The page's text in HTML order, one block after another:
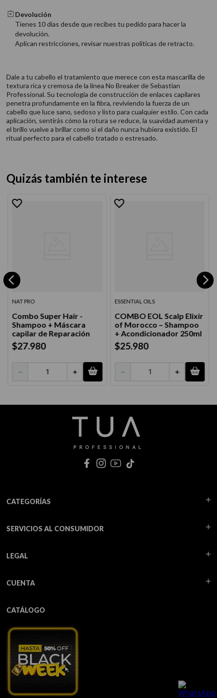
Devolución
Tienes 10 días desde que recibes tu pedido para hacer la
devolución.
Aplican restricciones, revisar nuestras politicas de retracto.
Dale a tu cabello el tratamiento que merece con esta mascarilla de
textura rica y cremosa de la línea No Breaker de Sebastian
Professional. Su tecnología de construcción de enlaces capilares
penetra profundamente en la fibra, reviviendo la fuerza de un
cabello que luce sano, sedoso y listo para cualquier estilo. Con cada
aplicación, sentirás cómo la rotura se reduce, la suavidad aumenta y
el brillo vuelve a brillar como si el daño nunca hubiera existido. El
ritual perfecto para el cabello tratado o estresado.
Quizás también te interese
NAT PRO
Combo Super Hair -
Shampoo + Máscara
capilar de Reparación
$27.980
＋
－
ESSENTIAL OILS
COMBO EOL Scalp Elixir
of Morocco – Shampoo
+ Acondicionador 250ml
$25.980
＋
－
CATEGORÍAS
SERVICIOS AL CONSUMIDOR
LEGAL
CUENTA
CATÁLOGO